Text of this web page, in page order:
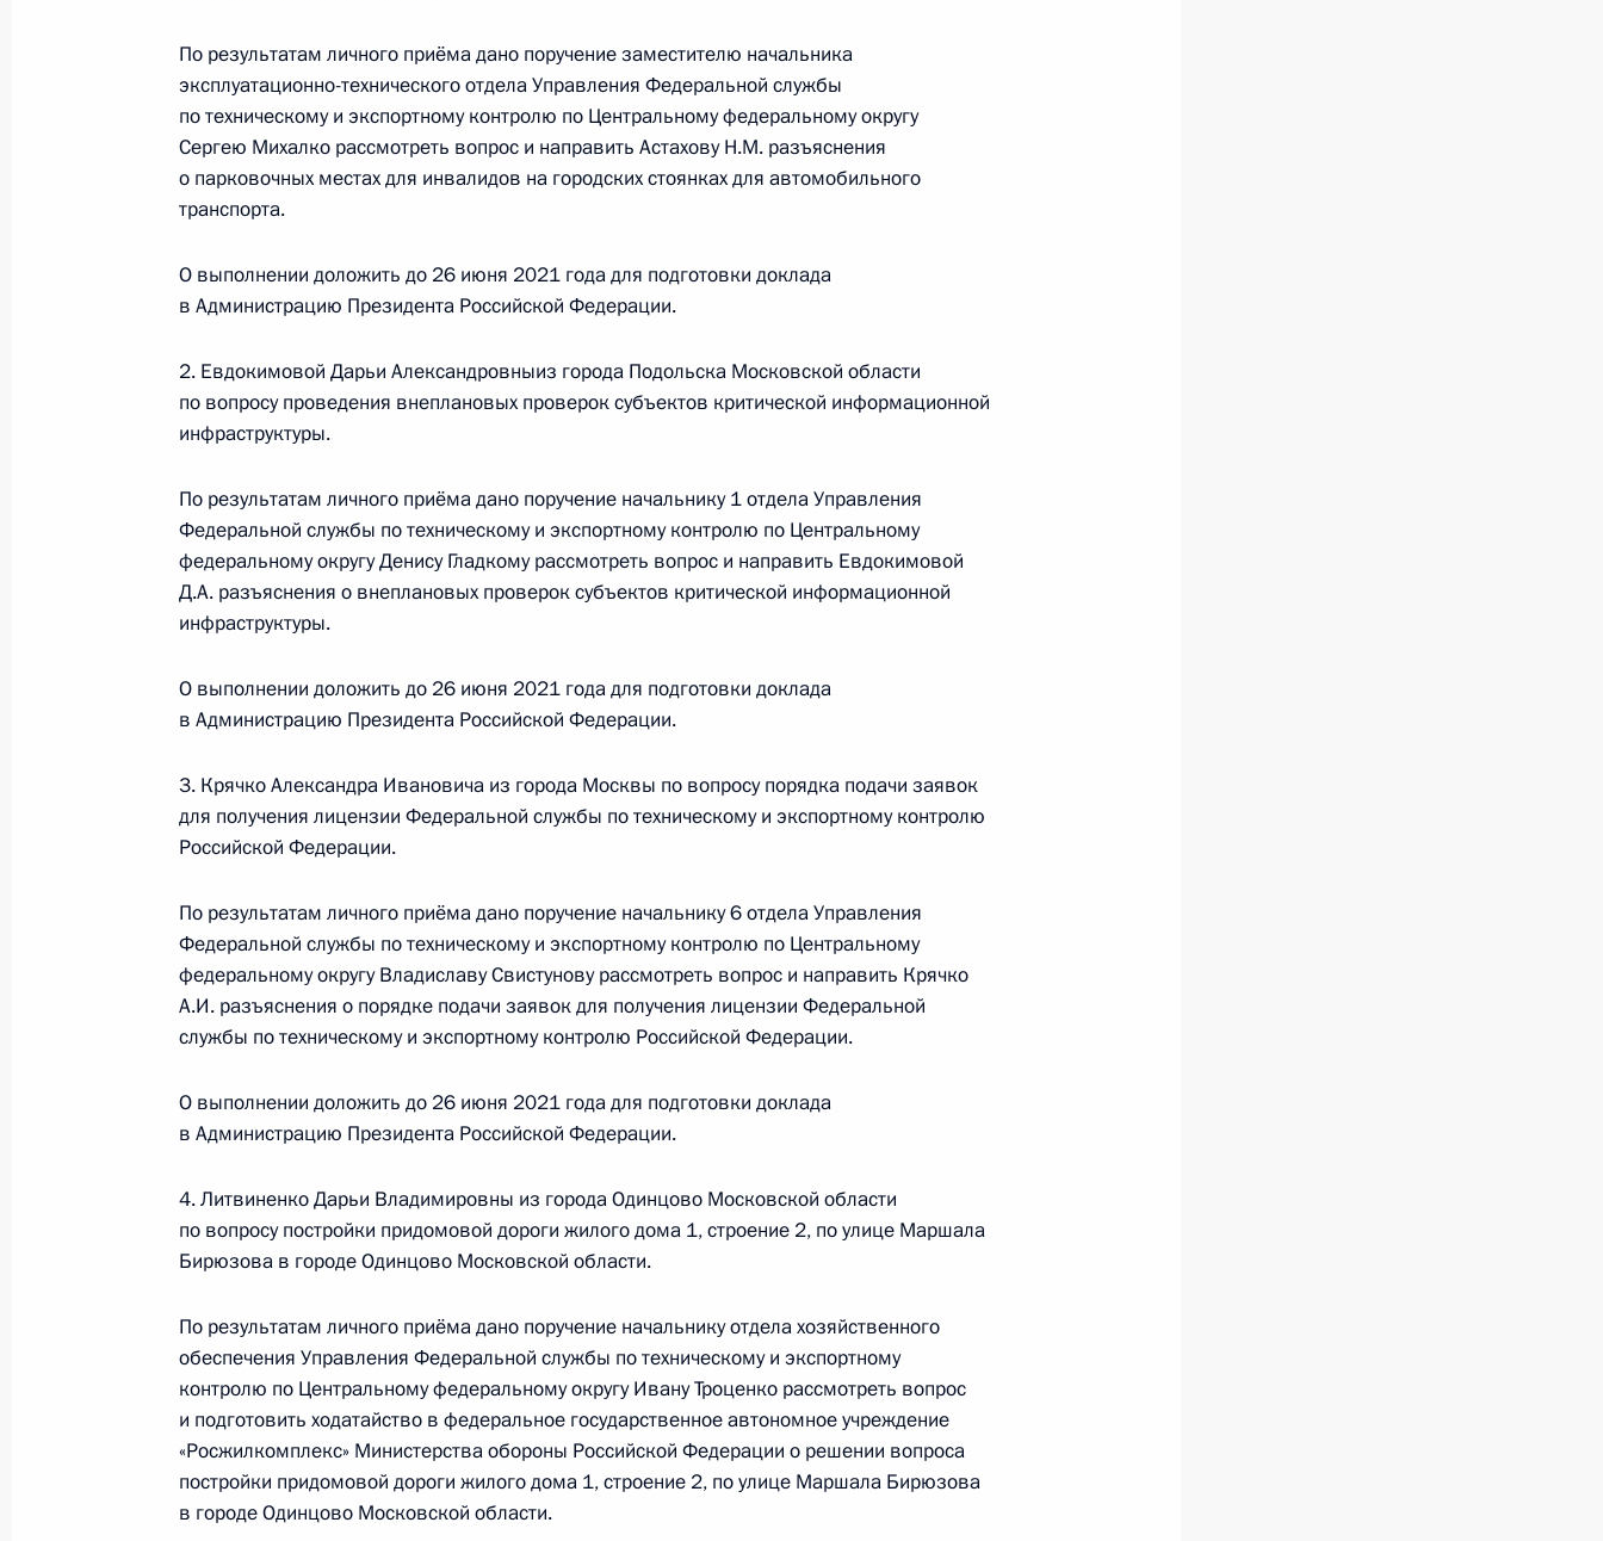
Продлён контроль исполнения поручения, данного по итогам личного приёма
в режиме видео-конференц-связи жительницы Республики Карелия, проведённого
по поручению Президента Российской Федерации помощником Президента
Президента Российской Федерации Ларисой Брычевой в Приёмной Президента
Российской Федерации по приёму граждан в Москве 15 октября 2013 года
конференц-связи жителя Астраханской области проведённого по поручению
Президента Российской Федерации начальником Экспертного управления
Президента Российской Федерации Владимиром Симоненко в Приёмной
Президента Российской Федерации по приёму граждан 30 марта 2016 года
27 мая 2021 года, 18:25
О ходе исполнения поручения, данного по итогам личного приёма в режиме видео-
Президента Российской Федерации помощником Президента Российской
Федерации – начальником Контрольного управления Президента Российской
Федерации Дмитрием Шальковым в Приёмной Президента Российской Федерации
27 мая 2021 года, 18:25
О ходе принятия мер по итогам личного приёма в режиме видео-конференц-связи
Федерации начальником Управления Президента Российской Федерации
по государственным наградам Владимиром Осиповым в Приёмной Президента
27 мая 2021 года, 18:24
О ходе исполнения поручения, данного по итогам личного приёма в режиме видео-
конференц-связи жительницы Саратовской области, проведённого по поручению
Президента Российской Федерации помощником Президента Российской
Федерации – начальником Государственно-правового управления Президента
Российской Федерации Ларисой Брычевой в Приёмной Президента Российской
Федерации по приёму граждан в Москве 17 сентября 2020 года
27 мая 2021 года, 18:23
По результатам личного приёма дано поручение заместителю начальника
эксплуатационно-технического отдела Управления Федеральной службы
по техническому и экспортному контролю по Центральному федеральному округу
Сергею Михалко рассмотреть вопрос и направить Астахову Н.М. разъяснения
о парковочных местах для инвалидов на городских стоянках для автомобильного
транспорта.
О выполнении доложить до 26 июня 2021 года для подготовки доклада
в Администрацию Президента Российской Федерации.
2. Евдокимовой Дарьи Александровныиз города Подольска Московской области
по вопросу проведения внеплановых проверок субъектов критической информационной
инфраструктуры.
По результатам личного приёма дано поручение начальнику 1 отдела Управления
Федеральной службы по техническому и экспортному контролю по Центральному
федеральному округу Денису Гладкому рассмотреть вопрос и направить Евдокимовой
Д.А. разъяснения о внеплановых проверок субъектов критической информационной
инфраструктуры.
О выполнении доложить до 26 июня 2021 года для подготовки доклада
в Администрацию Президента Российской Федерации.
3. Крячко Александра Ивановича из города Москвы по вопросу порядка подачи заявок
для получения лицензии Федеральной службы по техническому и экспортному контролю
Российской Федерации.
По результатам личного приёма дано поручение начальнику 6 отдела Управления
Федеральной службы по техническому и экспортному контролю по Центральному
федеральному округу Владиславу Свистунову рассмотреть вопрос и направить Крячко
А.И. разъяснения о порядке подачи заявок для получения лицензии Федеральной
службы по техническому и экспортному контролю Российской Федерации.
О выполнении доложить до 26 июня 2021 года для подготовки доклада
в Администрацию Президента Российской Федерации.
4. Литвиненко Дарьи Владимировны из города Одинцово Московской области
по вопросу постройки придомовой дороги жилого дома 1, строение 2, по улице Маршала
Бирюзова в городе Одинцово Московской области.
По результатам личного приёма дано поручение начальнику отдела хозяйственного
обеспечения Управления Федеральной службы по техническому и экспортному
контролю по Центральному федеральному округу Ивану Троценко рассмотреть вопрос
и подготовить ходатайство в федеральное государственное автономное учреждение
«Росжилкомплекс» Министерства обороны Российской Федерации о решении вопроса
постройки придомовой дороги жилого дома 1, строение 2, по улице Маршала Бирюзова
в городе Одинцово Московской области.